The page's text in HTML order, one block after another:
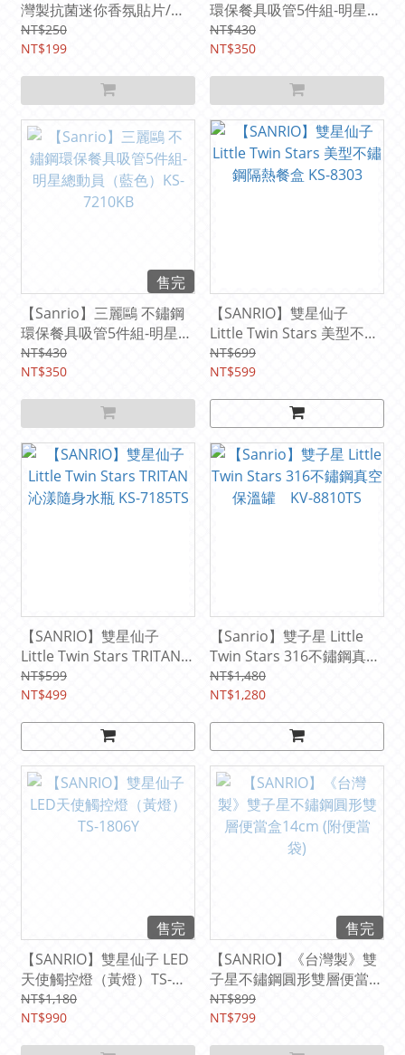
灣製抗菌迷你香氛貼片/口
罩貼片-48枚 KM-6048GT
NT$250
NT$199
環保餐具吸管5件組-明星總
動員（粉色）KS-7210KP
NT$430
NT$350
售完
【Sanrio】三麗鷗 不鏽鋼
環保餐具吸管5件組-明星總
動員（藍色）KS-7210KB
NT$430
NT$350
【SANRIO】雙星仙子
Little Twin Stars 美型不鏽
鋼隔熱餐盒 KS-8303
NT$699
NT$599
【SANRIO】雙星仙子
Little Twin Stars TRITAN
沁漾隨身水瓶 KS-7185TS
NT$599
NT$499
【Sanrio】雙子星 Little
Twin Stars 316不鏽鋼真空
保溫罐 KV-8810TS
NT$1,480
NT$1,280
售完
【SANRIO】雙星仙子 LED
天使觸控燈（黃燈）TS-
1806Y
NT$1,180
NT$990
售完
【SANRIO】《台灣製》雙
子星不鏽鋼圓形雙層便當盒
14cm (附便當袋)
NT$899
NT$799